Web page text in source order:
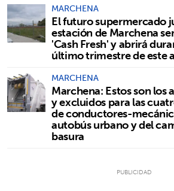
MARCHENA
El futuro supermercado
estación de Marchena
'Cash Fresh' y abrirá
último trimestre de este
MARCHENA
Marchena: Estos son los
y excluidos para las
de conductores-
autobús urbano y del
basura